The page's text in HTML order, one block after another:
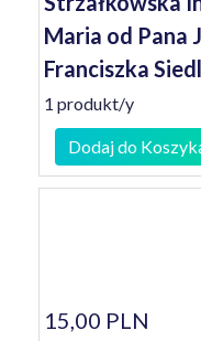
Maria od Pana
Franciszka
1 produkt/y
Dodaj do
15,00 PLN